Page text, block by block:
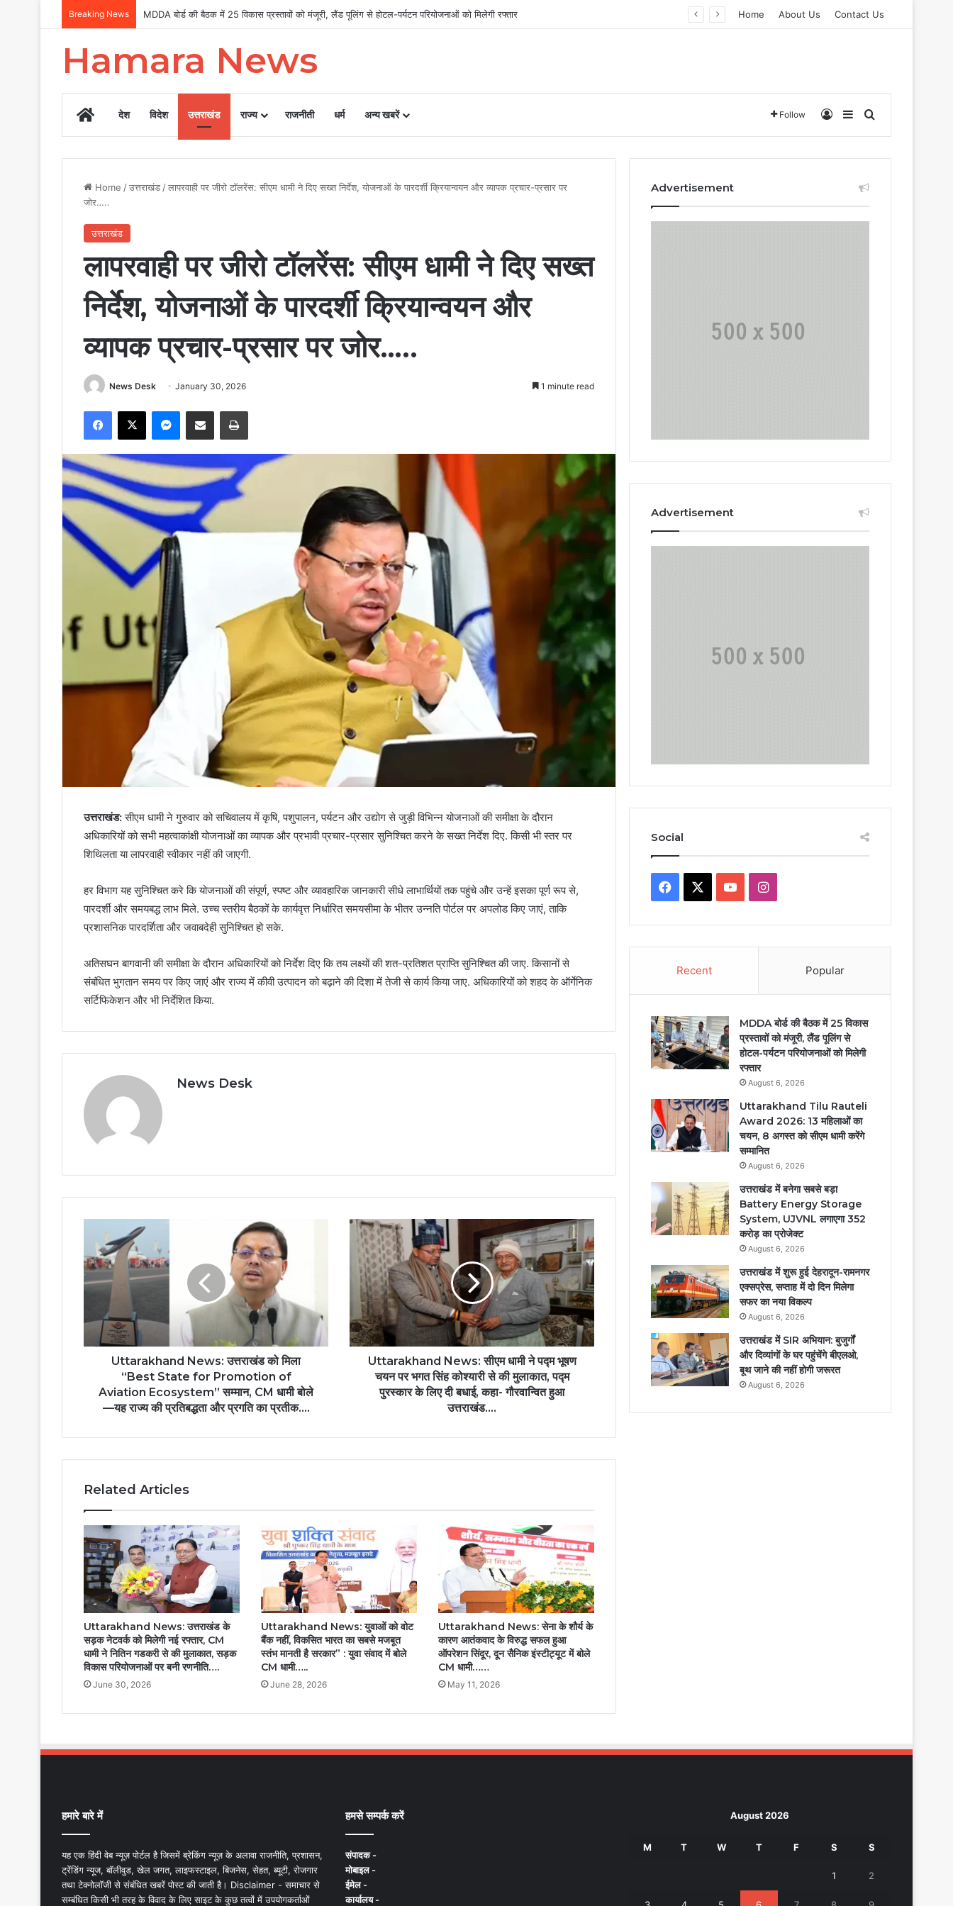
Breaking News Uttarakhand Tilu Rauteli Award 2026: 13 महिलाओं का चयन, 8 अगस्त को सीएम धामी करेंगे सम्मानित Home About Us Contact Us
Hamara News
Homeदेश विदेश उत्तराखंड राज्य राजनीती धर्म अन्य खबरें Follow Log InSidebarSearch for
Home /उत्तराखंड /लापरवाही पर जीरो टॉलरेंस: सीएम धामी ने दिए सख्त निर्देश, योजनाओं के पारदर्शी क्रियान्वयन और व्यापक प्रचार-प्रसार पर
जोर…..
उत्तराखंड
लापरवाही पर जीरो टॉलरेंस: सीएम धामी ने दिए सख्त
निर्देश, योजनाओं के पारदर्शी क्रियान्वयन और
व्यापक प्रचार-प्रसार पर जोर…..
News Desk January 30, 2026 1 minute read
Facebook
X Messenger
Share via Email Print
उत्तराखंड:सीएम धामी ने गुरुवार को सचिवालय में कृषि, पशुपालन, पर्यटन और उद्योग से जुड़ी विभिन्न योजनाओं की समीक्षा के दौरान
अधिकारियों को सभी महत्वाकांक्षी योजनाओं का व्यापक और प्रभावी प्रचार-प्रसार सुनिश्चित करने के सख्त निर्देश दिए. किसी भी स्तर पर
शिथिलता या लापरवाही स्वीकार नहीं की जाएगी.
हर विभाग यह सुनिश्चित करे कि योजनाओं की संपूर्ण, स्पष्ट और व्यावहारिक जानकारी सीधे लाभार्थियों तक पहुंचे और उन्हें इसका पूर्ण रूप से,
पारदर्शी और समयबद्ध लाभ मिले. उच्च स्तरीय बैठकों के कार्यवृत्त निर्धारित समयसीमा के भीतर उन्नति पोर्टल पर अपलोड किए जाएं, ताकि
प्रशासनिक पारदर्शिता और जवाबदेही सुनिश्चित हो सके.
अतिसघन बागवानी की समीक्षा के दौरान अधिकारियों को निर्देश दिए कि तय लक्ष्यों की शत-प्रतिशत प्राप्ति सुनिश्चित की जाए. किसानों से
संबंधित भुगतान समय पर किए जाएं और राज्य में कीवी उत्पादन को बढ़ाने की दिशा में तेजी से कार्य किया जाए. अधिकारियों को शहद के ऑर्गेनिक
सर्टिफिकेशन और भी निर्देशित किया.
News Desk
Uttarakhand News: उत्तराखंड को मिला
“Best State for Promotion of
Aviation Ecosystem” सम्मान, CM धामी बोले
—यह राज्य की प्रतिबद्धता और प्रगति का प्रतीक….
Uttarakhand News: सीएम धामी ने पद्म भूषण
चयन पर भगत सिंह कोश्यारी से की मुलाकात, पद्म
पुरस्कार के लिए दी बधाई, कहा- गौरवान्वित हुआ
उत्तराखंड….
Related Articles
Uttarakhand News: उत्तराखंड के
सड़क नेटवर्क को मिलेगी नई रफ्तार, CM
धामी ने नितिन गडकरी से की मुलाकात, सड़क
विकास परियोजनाओं पर बनी रणनीति….
June 30, 2026
Uttarakhand News: युवाओं को वोट
बैंक नहीं, विकसित भारत का सबसे मजबूत
स्तंभ मानती है सरकार” : युवा संवाद में बोले
CM धामी…..
June 28, 2026
Uttarakhand News: सेना के शौर्य के
कारण आतंकवाद के विरुद्ध सफल हुआ
ऑपरेशन सिंदूर, दून सैनिक इंस्टीट्यूट में बोले
CM धामी……
May 11, 2026
Advertisement
Advertisement
Social
Facebook YouTubeInstagram
Recent Popular
MDDA बोर्ड की बैठक में 25 विकास
प्रस्तावों को मंजूरी, लैंड पूलिंग से
होटल-पर्यटन परियोजनाओं को मिलेगी
रफ्तार
August 6, 2026
Uttarakhand Tilu Rauteli
Award 2026: 13 महिलाओं का
चयन, 8 अगस्त को सीएम धामी करेंगे
सम्मानित
August 6, 2026
उत्तराखंड में बनेगा सबसे बड़ा
Battery Energy Storage
System, UJVNL लगाएगा 352
करोड़ का प्रोजेक्ट
August 6, 2026
उत्तराखंड में शुरू हुई देहरादून-रामनगर
एक्सप्रेस, सप्ताह में दो दिन मिलेगा
सफर का नया विकल्प
August 6, 2026
उत्तराखंड में SIR अभियान: बुजुर्गों
और दिव्यांगों के घर पहुंचेंगे बीएलओ,
बूथ जाने की नहीं होगी जरूरत
August 6, 2026
हमारे बारे में
यह एक हिंदी वेब न्यूज़ पोर्टल है जिसमें ब्रेकिंग न्यूज़ के अलावा राजनीति, प्रशासन,
ट्रेंडिंग न्यूज, बॉलीवुड, खेल जगत, लाइफस्टाइल, बिजनेस, सेहत, ब्यूटी, रोजगार
तथा टेक्नोलॉजी से संबंधित खबरें पोस्ट की जाती है। Disclaimer - समाचार से
सम्बंधित किसी भी तरह के विवाद के लिए साइट के कुछ तत्वों में उपयोगकर्ताओं
हमसे सम्पर्क करें
संपादक -
मोबाइल -
ईमेल -
कार्यालय -
August 2026
M T W T F S S
1 2